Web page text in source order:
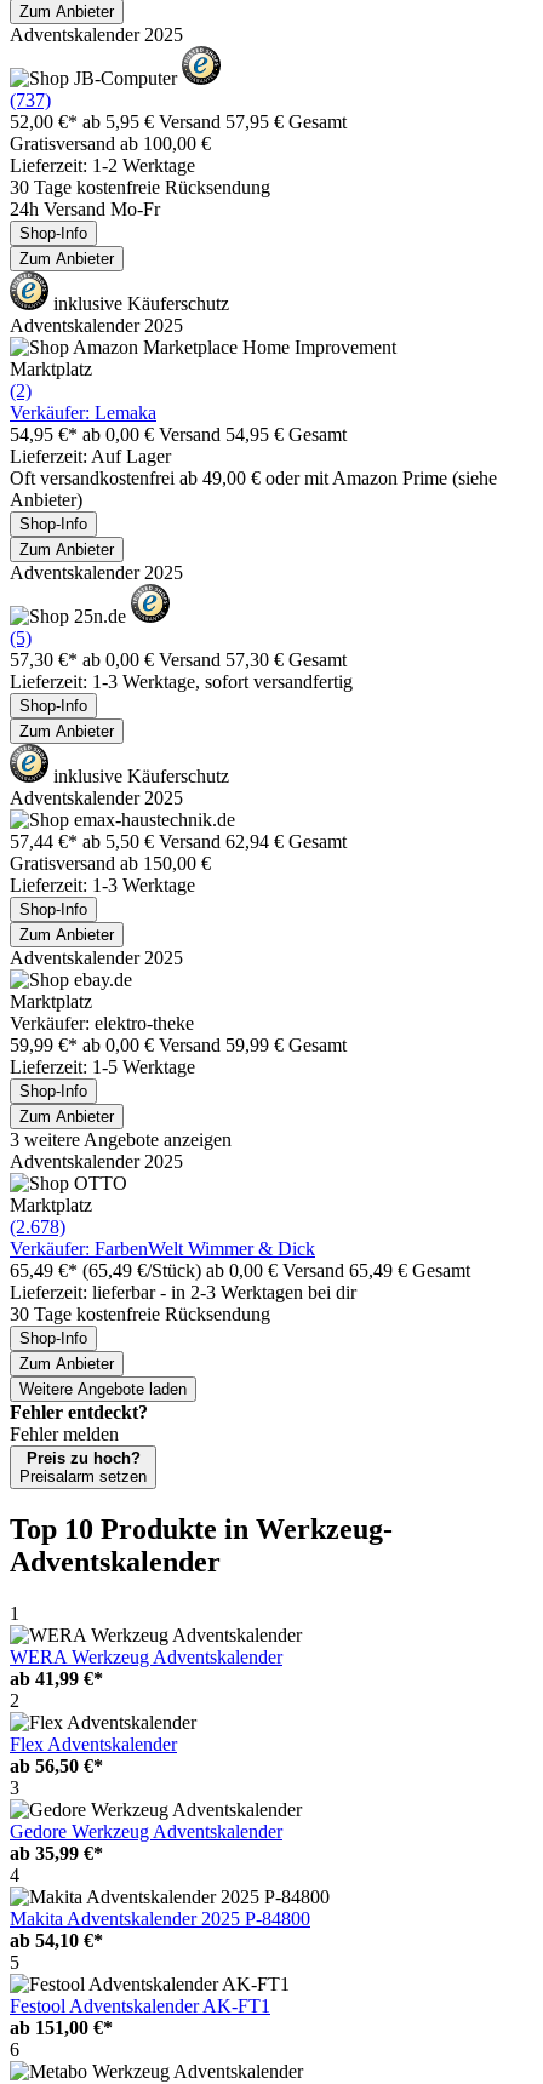
Zum Anbieter
Adventskalender 2025
(737)
52,00 €* ab 5,95 € Versand 57,95 € Gesamt
Gratisversand ab 100,00 €
Lieferzeit: 1-2 Werktage
30 Tage kostenfreie Rücksendung
24h Versand Mo-Fr
Shop-Info
Zum Anbieter
inklusive Käuferschutz
Adventskalender 2025
Marktplatz
(2)
Verkäufer: Lemaka
54,95 €* ab 0,00 € Versand 54,95 € Gesamt
Lieferzeit: Auf Lager
Oft versandkostenfrei ab 49,00 € oder mit Amazon Prime (siehe
Anbieter)
Shop-Info
Zum Anbieter
Adventskalender 2025
(5)
57,30 €* ab 0,00 € Versand 57,30 € Gesamt
Lieferzeit: 1-3 Werktage, sofort versandfertig
Shop-Info
Zum Anbieter
inklusive Käuferschutz
Adventskalender 2025
57,44 €* ab 5,50 € Versand 62,94 € Gesamt
Gratisversand ab 150,00 €
Lieferzeit: 1-3 Werktage
Shop-Info
Zum Anbieter
Adventskalender 2025
Marktplatz
Verkäufer: elektro-theke
59,99 €* ab 0,00 € Versand 59,99 € Gesamt
Lieferzeit: 1-5 Werktage
Shop-Info
Zum Anbieter
3 weitere Angebote anzeigen
Adventskalender 2025
Marktplatz
(2.678)
Verkäufer: FarbenWelt Wimmer & Dick
65,49 €* (65,49 €/Stück) ab 0,00 € Versand 65,49 € Gesamt
Lieferzeit: lieferbar - in 2-3 Werktagen bei dir
30 Tage kostenfreie Rücksendung
Shop-Info
Zum Anbieter
Weitere Angebote laden
Fehler entdeckt?
Fehler melden
Preis zu hoch?
Preisalarm setzen
Top 10 Produkte in Werkzeug-
Adventskalender
1
WERA Werkzeug Adventskalender
ab 41,99 €*
2
Flex Adventskalender
ab 56,50 €*
3
Gedore Werkzeug Adventskalender
ab 35,99 €*
4
Makita Adventskalender 2025 P-84800
ab 54,10 €*
5
Festool Adventskalender AK-FT1
ab 151,00 €*
6